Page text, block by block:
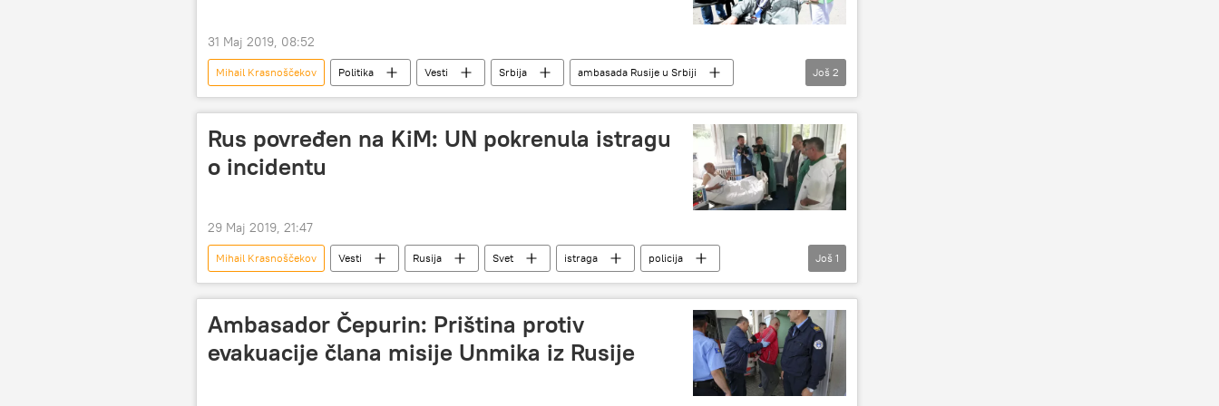
31 Maj 2019, 08:52
Mihail Krasnoščekov Politika Vesti Srbija
ambasada Rusije u Srbiji
pomoć
zahvalnost
Još 2
Rus povređen na KiM: UN pokrenula istragu
o incidentu
29 Maj 2019, 21:47
Mihail Krasnoščekov Vesti Rusija Svet istraga
policija
Kosovo i Metohija (KiM)
Još 1
Ambasador Čepurin: Priština protiv
evakuacije člana misije Unmika iz Rusije